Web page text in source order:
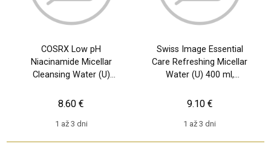
COSRX Low pH
Niacinamide Micellar
Cleansing Water (U)
1 až 3 dni
8.60 €
Swiss Image Essential
Care Refreshing Micellar
Water (U) 400 ml,
1 až 3 dni
9.10 €